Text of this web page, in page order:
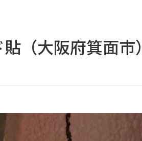
（大阪府箕面市）